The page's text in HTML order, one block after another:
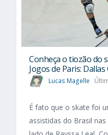
Conheça o tiozão do
Jogos de Paris:
Lucas Magelle
É fato que o skate foi
assistidas do Brasil